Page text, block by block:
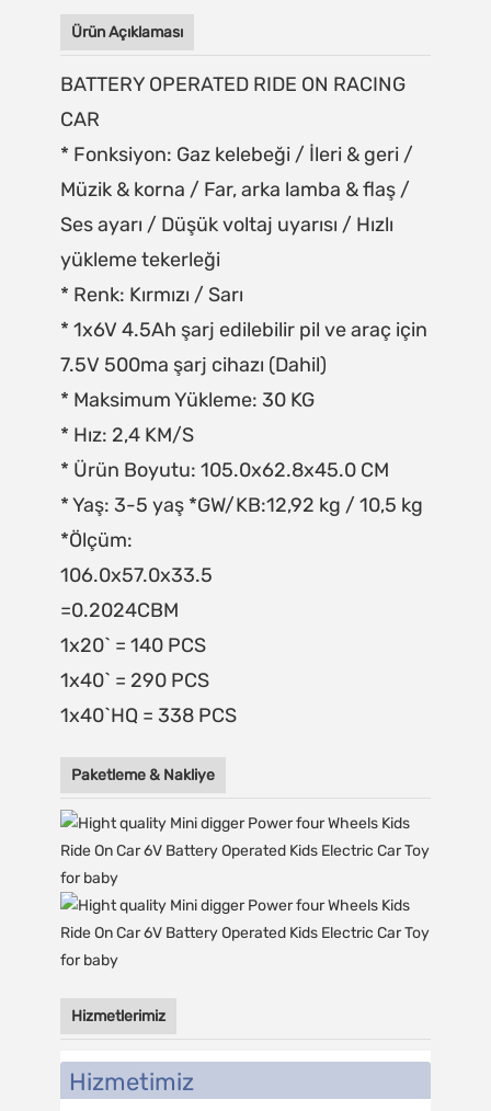
Ürün Açıklaması
BATTERY OPERATED RIDE ON RACING
CAR
* Fonksiyon: Gaz kelebeği / İleri & geri /
Müzik & korna / Far, arka lamba & flaş /
Ses ayarı / Düşük voltaj uyarısı / Hızlı
yükleme tekerleği
* Renk: Kırmızı / Sarı
* 1x6V 4.5Ah şarj edilebilir pil ve araç için
7.5V 500ma şarj cihazı (Dahil)
* Maksimum Yükleme: 30 KG
* Hız: 2,4 KM/S
* Ürün Boyutu: 105.0x62.8x45.0 CM
* Yaş: 3-5 yaş *GW/KB:12,92 kg / 10,5 kg
*Ölçüm:
106.0x57.0x33.5
=0.2024CBM
1x20` = 140 PCS
1x40` = 290 PCS
1x40`HQ = 338 PCS
Paketleme & Nakliye
Hizmetlerimiz
Hizmetimiz